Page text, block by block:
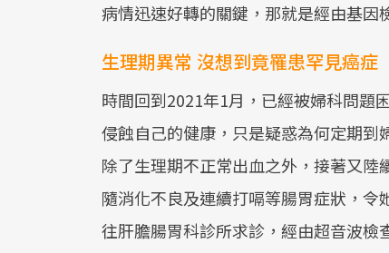
病情迅速好轉的關鍵，那就是經由基因
生理期異常 沒想到竟罹患罕見癌症
時間回到2021年1月，已經被婦科問題
侵蝕自己的健康，只是疑惑為何定期到
除了生理期不正常出血之外，接著又
隨消化不良及連續打嗝等腸胃症狀，
往肝膽腸胃科診所求診，經由超音波